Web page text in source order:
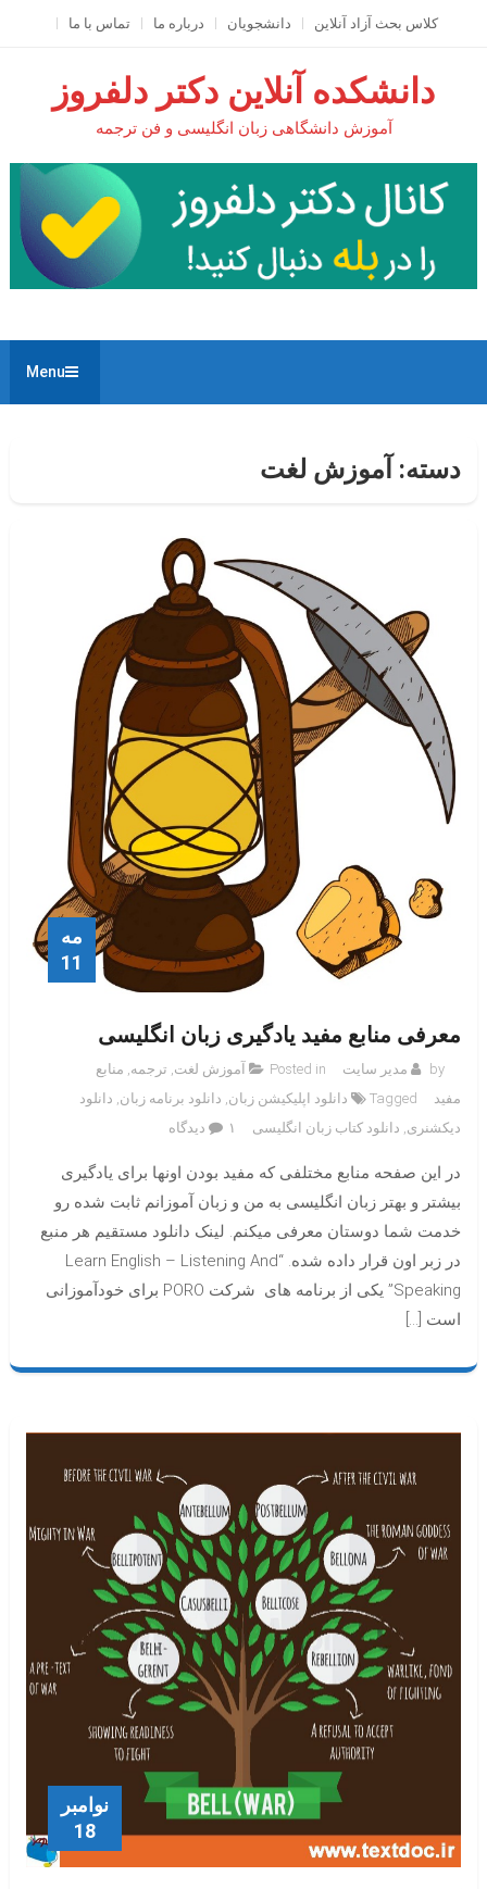
کلاس بحث آزاد آنلاين دانشجویان درباره ما تماس با ما
دانشکده آنلاین دکتر دلفروز
آموزش دانشگاهی زبان انگلیسی و فن ترجمه
Menu
دسته: آموزش لغت
مه
11
معرفی منابع مفید یادگیری زبان انگلیسی
by مدیر سایت Posted in آموزش لغت ترجمه منابع
مفید
Tagged دانلود اپلیکیشن زبان دانلود برنامه زبان دانلود
دیکشنری دانلود کتاب زبان انگلیسی ۱ دیدگاه
منابع
مفید
یادگیری
انگلیسی
در این صفحه منابع مختلفی که مفید بودن اونها برای یادگیری
بیشتر و بهتر زبان انگلیسی به من و زبان آموزانم ثابت شده رو
خدمت شما دوستان معرفی میکنم. لینک دانلود مستقیم هر منبع
در زبر اون قرار داده شده. “Learn English – Listening And
Speaking” یکی از برنامه های شرکت PORO برای خودآموزانی
است […]
نوامبر
18